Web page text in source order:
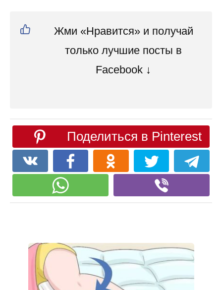
Жми «Нравится» и получай
только лучшие посты в
Facebook ↓
Поделиться в Pinterest